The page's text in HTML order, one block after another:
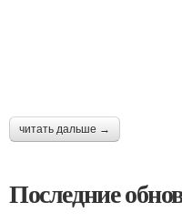
читать дальше →
Последние